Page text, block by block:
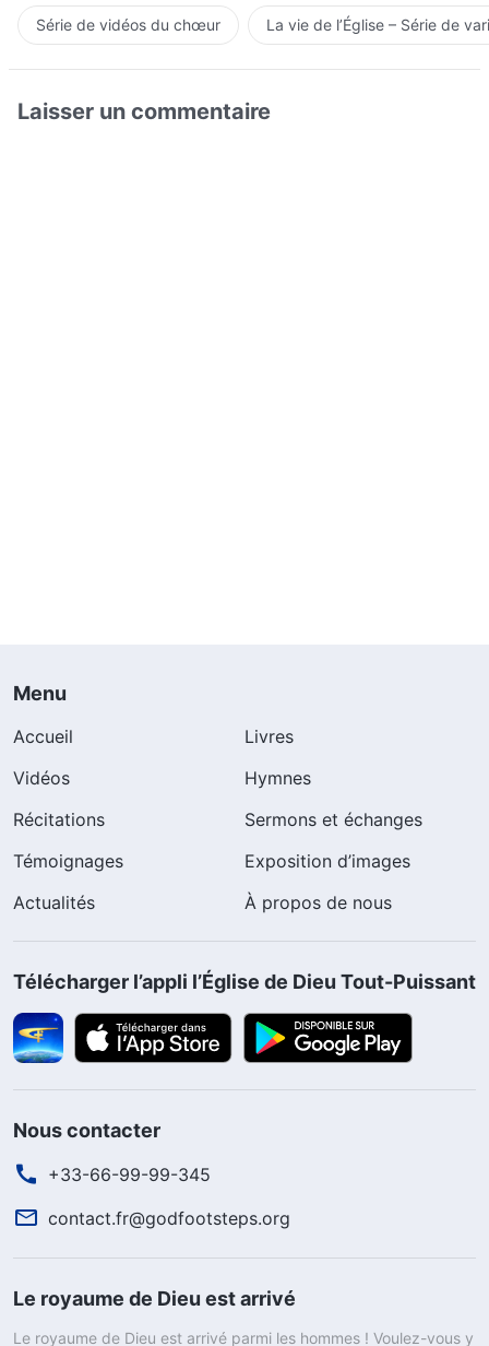
Série de vidéos du chœur La vie de l’Église – Série de
Laisser un commentaire
Menu
Accueil
Livres
Vidéos
Hymnes
Récitations
Sermons et échanges
Témoignages
Exposition d’images
Actualités
À propos de nous
Télécharger l’appli l’Église de Dieu Tout-Puissant
Nous contacter
+33-66-99-99-345
contact.fr@godfootsteps.org
Le royaume de Dieu est arrivé
Le royaume de Dieu est arrivé parmi les hommes ! Voulez-vous y